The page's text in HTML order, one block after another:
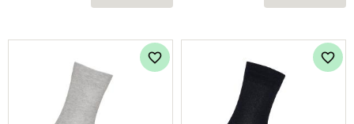
Lägg till i favoriter